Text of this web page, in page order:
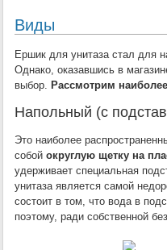
Виды
Ершик для унитаза стал для
Однако, оказавшись в
выбор. Рассмотрим
Напольный (с
Это наиболее
собой округлую щетку на
удерживает специальная
унитаза является самой
состоит в том, что вода в
поэтому, ради собственной